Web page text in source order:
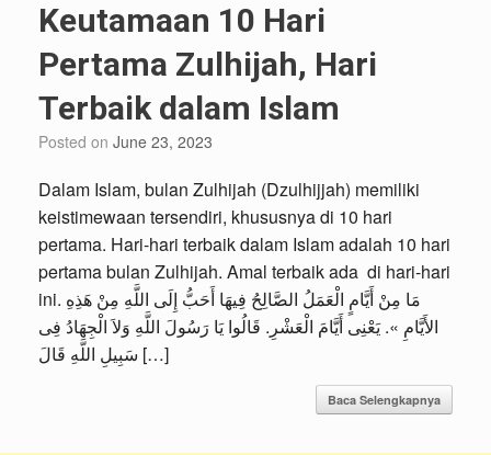
Keutamaan 10 Hari
Pertama Zulhijah, Hari
Terbaik dalam Islam
Posted on June 23, 2023
Dalam Islam, bulan Zulhijah (Dzulhijjah) memiliki
keistimewaan tersendiri, khususnya di 10 hari
pertama. Hari-hari terbaik dalam Islam adalah 10 hari
pertama bulan Zulhijah. Amal terbaik ada di hari-hari
ini. مَا مِنْ أَيَّامٍ الْعَمَلُ الصَّالِحُ فِيهَا أَحَبُّ إِلَى اللَّهِ مِنْ هَذِهِ
الأَيَّامِ ». يَعْنِى أَيَّامَ الْعَشْرِ. قَالُوا يَا رَسُولَ اللَّهِ وَلاَ الْجِهَادُ فِى
سَبِيلِ اللَّهِ قَالَ […]
Baca Selengkapnya